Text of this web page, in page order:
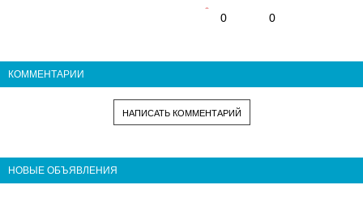
0
0
КОММЕНТАРИИ
НАПИСАТЬ КОММЕНТАРИЙ
НОВЫЕ ОБЪЯВЛЕНИЯ